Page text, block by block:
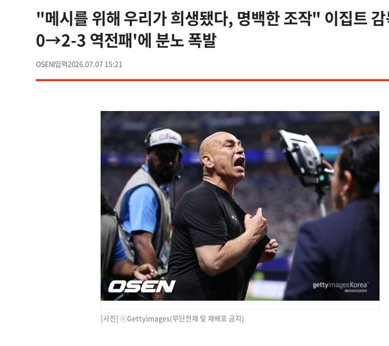
"메시를 위해 우리가 희생됐다, 명백한 조작" 이집트
0→2-3 역전패'에 분노 폭발
OSEN 2026.07.07 15:21
[사진] ⓒGettyimages(무단전재 및 재배포 금지)